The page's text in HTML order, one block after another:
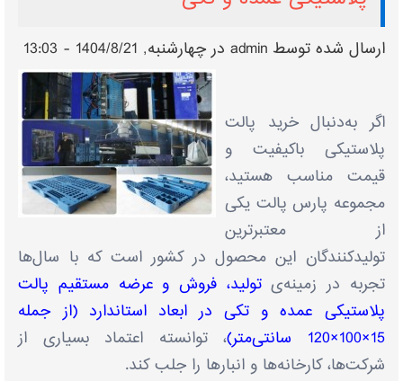
ارسال شده توسطadmin در چهارشنبه, 1404/8/21 - 13:03
اگر به‌دنبال خرید پالت
پلاستیکی باکیفیت و
قیمت مناسب هستید،
مجموعه پارس پالت یکی
از معتبرترین
تولیدکنندگان این محصول در کشور است که با سال‌ها
تجربه در زمینه‌یتولید، فروش و عرضه مستقیم پالت
پلاستیکی عمده و تکی در ابعاد استاندارد (از جمله
15×100×120 سانتی‌متر)
، توانسته اعتماد بسیاری از
شرکت‌ها، کارخانه‌ها و انبارها را جلب کند.